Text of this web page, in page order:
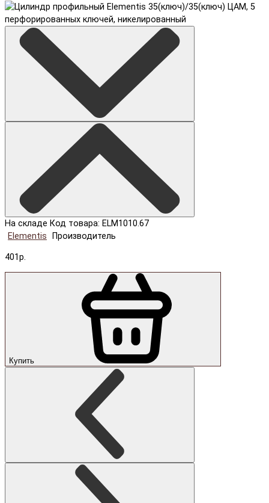
На складе Код товара: ELM1010.67
Elementis
Производитель
401р.
Купить